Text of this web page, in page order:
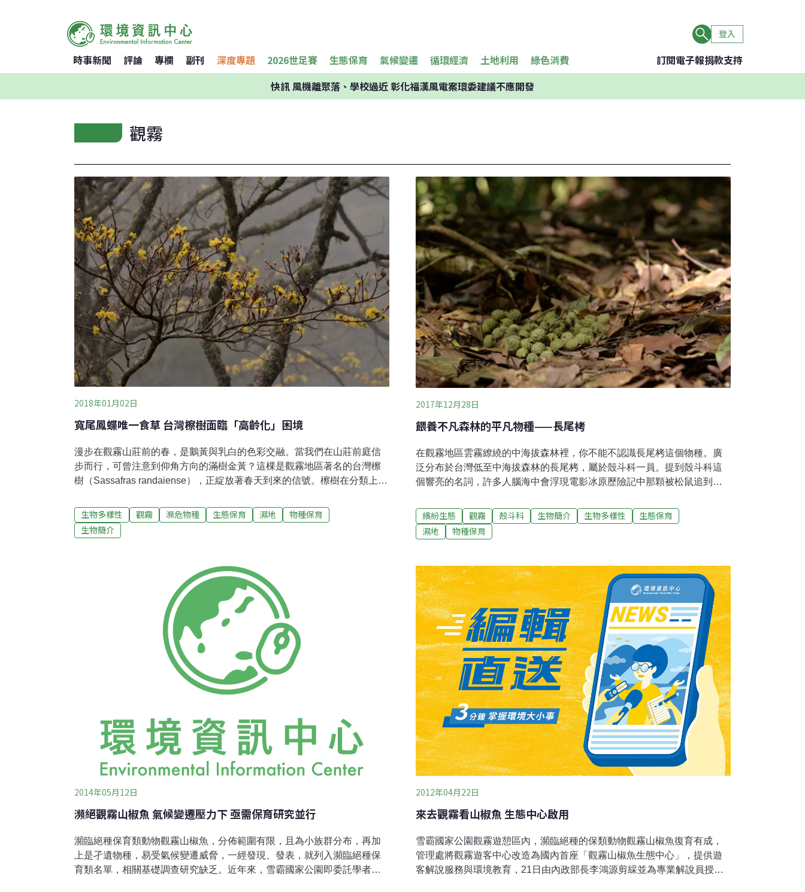
登入
時事新聞 評論 專欄 副刊 深度專題 2026世足賽 生態保育 氣候變遷 循環經濟 土地利用 綠色消費 訂閱電子報捐款支持
快訊風機離聚落、學校過近 彰化福漢風電案環委建議不應開發
觀霧
2018年01月02日
寬尾鳳蝶唯一食草 台灣檫樹面臨「高齡化」困境
漫步在觀霧山莊前的春，是鵝黃與乳白的色彩交融。當我們在山莊前庭信
步而行，可曾注意到仰角方向的滿樹金黃？這棵是觀霧地區著名的台灣檫
樹（Sassafras randaiense），正綻放著春天到來的信號。檫樹在分類上屬
而在第四紀冰河時期後的今日，全世界的檫樹僅存3種，各分布於台灣、中
國大陸及北美洲東部。相對中國檫樹（S. tsumu）及北美檫樹（S.
albidum）這兩種於原生地廣泛分布的樹種，台灣檫樹的分布狹隘許多，歸
樹以「易危物種」的身分被列入2012年9月由特有生物研究保育中心與台灣
植物分類學會共同發表之《台灣維管束植物紅皮書初評名錄》中。樟科植
物為台灣原生木本植物第一大科，共有12屬65種，在台灣全島中低海拔森
林中扮演重要的樹種組成成分。其
生物多樣性 觀霧 瀕危物種 生態保育 濕地
物種保育
生物簡介
2017年12月28日
餵養不凡森林的平凡物種——長尾栲
在觀霧地區雲霧繚繞的中海拔森林裡，你不能不認識長尾栲這個物種。廣
泛分布於台灣低至中海拔森林的長尾栲，屬於殼斗科一員。提到殼斗科這
個響亮的名詞，許多人腦海中會浮現電影冰原歷險記中那顆被松鼠追到天
實」以及覆蓋於其上的帽子——「殼斗」。但並非所有殼斗科植物的果實
都呈現這種經典樣貌，光是殼斗本身的形狀，以及覆蓋在外的鱗片就有非
常多樣的表現。例如本文的主角長尾栲（Castanopsis cuspidata）的果
刺，與一般印象中的橡實形象大相逕庭，這種殼斗完全包被果實以及在殼
斗外側長滿或長或短的棘刺是殼斗科當中栲屬（Castanopsis，又名苦櫧
屬）植物的特色。探究長尾栲的名稱時，會發現一件有趣的事情：長尾栲
不只叫作「長尾栲」，還可稱作「卡氏櫧、小紅栲、米櫧、長尾尖葉櫧、
長尾尖
繽紛生態 觀霧 殼斗科 生物簡介 生物多樣性
生態保育
濕地
物種保育
2014年05月12日
瀕絕觀霧山椒魚 氣候變遷壓力下 亟需保育研究並行
瀕臨絕種保育類動物觀霧山椒魚，分佈範圍有限，且為小族群分布，再加
上是孑遺物種，易受氣候變遷威脅，一經發現、發表，就列入瀕臨絕種保
育類名單，相關基礎調查研究缺乏。近年來，雪霸國家公園即委託學者進
2012年04月22日
來去觀霧看山椒魚 生態中心啟用
雪霸國家公園觀霧遊憩區內，瀕臨絕種的保類動物觀霧山椒魚復育有成，
管理處將觀霧遊客中心改造為國內首座「觀霧山椒魚生態中心」，提供遊
客解說服務與環境教育，21日由內政部長李鴻源剪綵並為專業解說員授證